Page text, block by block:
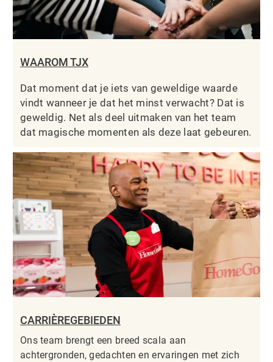
WAAROM TJX
Dat moment dat je iets van geweldige waarde
vindt wanneer je dat het minst verwacht? Dat is
geweldig. Net als deel uitmaken van het team
dat magische momenten als deze laat gebeuren.
CARRIÈREGEBIEDEN
Ons team brengt een breed scala aan
achtergronden, gedachten en ervaringen met zich